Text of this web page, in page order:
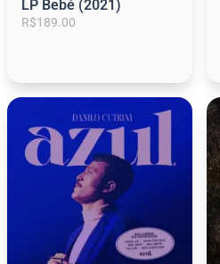
LP Bebé (2021)
R$189.00